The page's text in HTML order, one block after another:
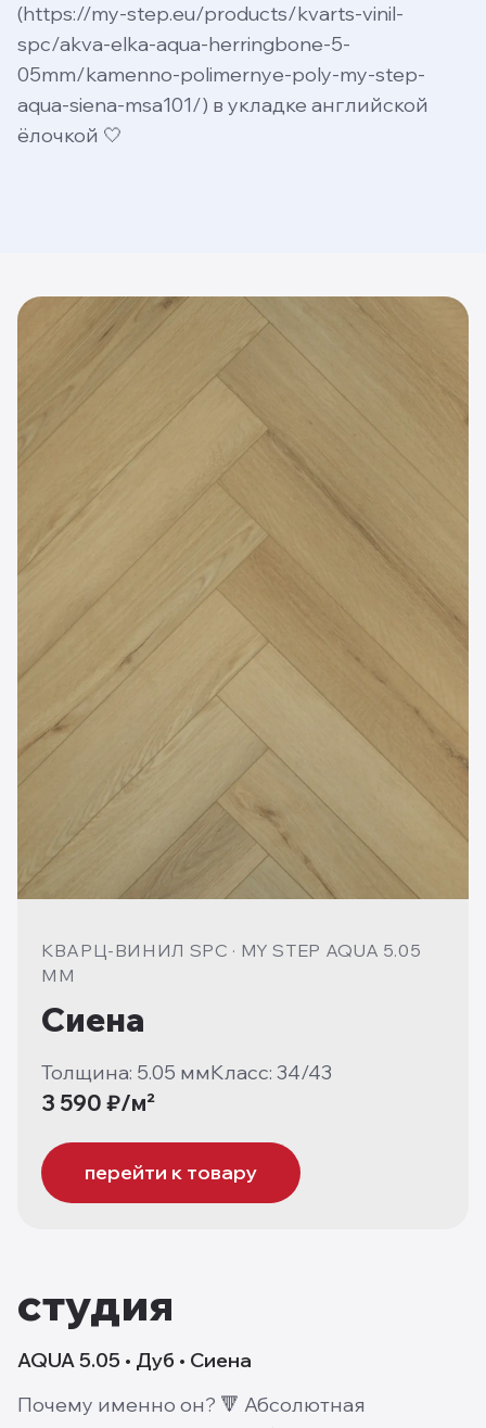
(https://my-step.eu/products/kvarts-vinil-
spc/akva-elka-aqua-herringbone-5-
05mm/kamenno-polimernye-poly-my-step-
aqua-siena-msa101/) в укладке английской
ёлочкой 🤍
КВАРЦ-ВИНИЛ SPC · MY STEP AQUA 5.05
ММ
Сиена
Толщина: 5.05 ммКласс: 34/43
3 590 ₽/м²
перейти к товару
студия
AQUA 5.05 • Дуб • Сиена
Почему именно он? 🔻 Абсолютная